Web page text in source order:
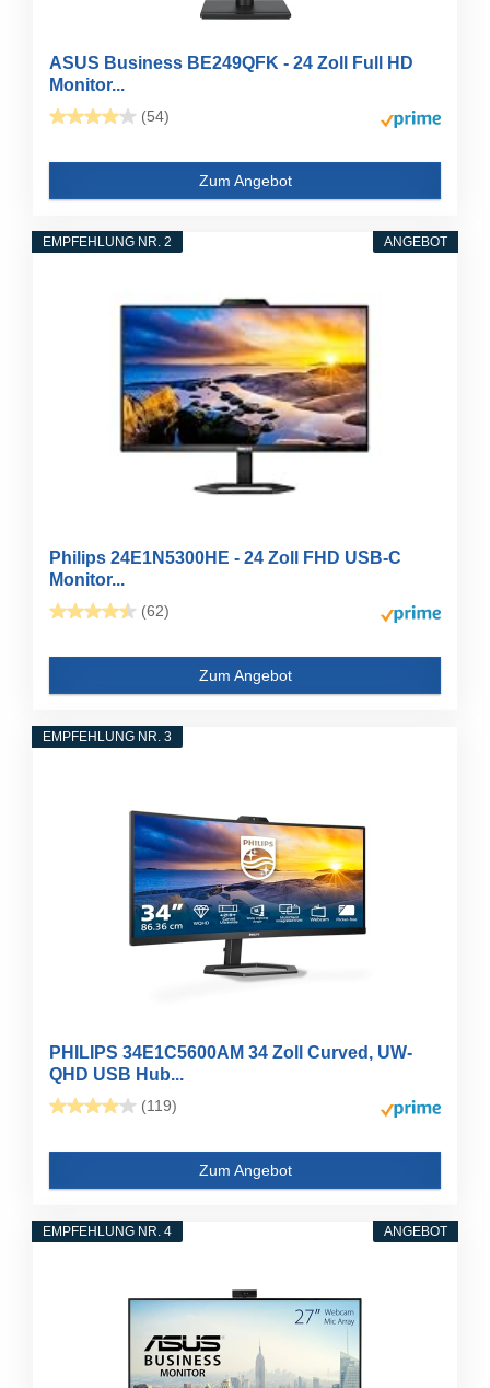
ASUS Business BE249QFK - 24 Zoll Full HD
Monitor...
(54)
Zum Angebot
ANGEBOT
EMPFEHLUNG NR. 2
Philips 24E1N5300HE - 24 Zoll FHD USB-C
Monitor...
(62)
Zum Angebot
EMPFEHLUNG NR. 3
PHILIPS 34E1C5600AM 34 Zoll Curved, UW-
QHD USB Hub...
(119)
Zum Angebot
ANGEBOT
EMPFEHLUNG NR. 4